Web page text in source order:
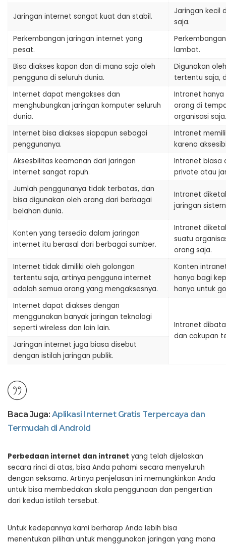
Jaringan internet sangat kuat dan stabil.
Jaringan kecil
saja.
Perkembangan jaringan internet yang
pesat.
lambat.
Bisa diakses kapan dan di mana saja oleh
pengguna di seluruh dunia.
Digunakan
tertentu saja,
Internet dapat mengakses dan
menghubungkan jaringan komputer seluruh
dunia.
Intranet
orang di
organisasi saja.
Internet bisa diakses siapapun sebagai
penggunanya.
Intranet
karena
Aksesbilitas keamanan dari jaringan
internet sangat rapuh.
Intranet biasa
private atau
Jumlah penggunanya tidak terbatas, dan
bisa digunakan oleh orang dari berbagai
belahan dunia.
Intranet
jaringan
Konten yang tersedia dalam jaringan
internet itu berasal dari berbagai sumber.
Intranet
suatu
orang saja.
Internet tidak dimiliki oleh golongan
tertentu saja, artinya pengguna internet
adalah semua orang yang mengaksesnya.
Konten
hanya bagi
hanya untuk
Internet dapat diakses dengan
menggunakan banyak jaringan teknologi
seperti wireless dan lain lain.
Intranet
dan cakupan
Jaringan internet juga biasa disebut
dengan istilah jaringan publik.
Baca Juga: Aplikasi Internet Gratis Terpercaya dan
Termudah di Android
Perbedaan internet dan intranet yang telah dijelaskan
secara rinci di atas, bisa Anda pahami secara menyeluruh
dengan seksama. Artinya penjelasan ini memungkinkan Anda
untuk bisa membedakan skala penggunaan dan pengertian
dari kedua istilah tersebut.
Untuk kedepannya kami berharap Anda lebih bisa
menentukan pilihan untuk menggunakan jaringan yang mana